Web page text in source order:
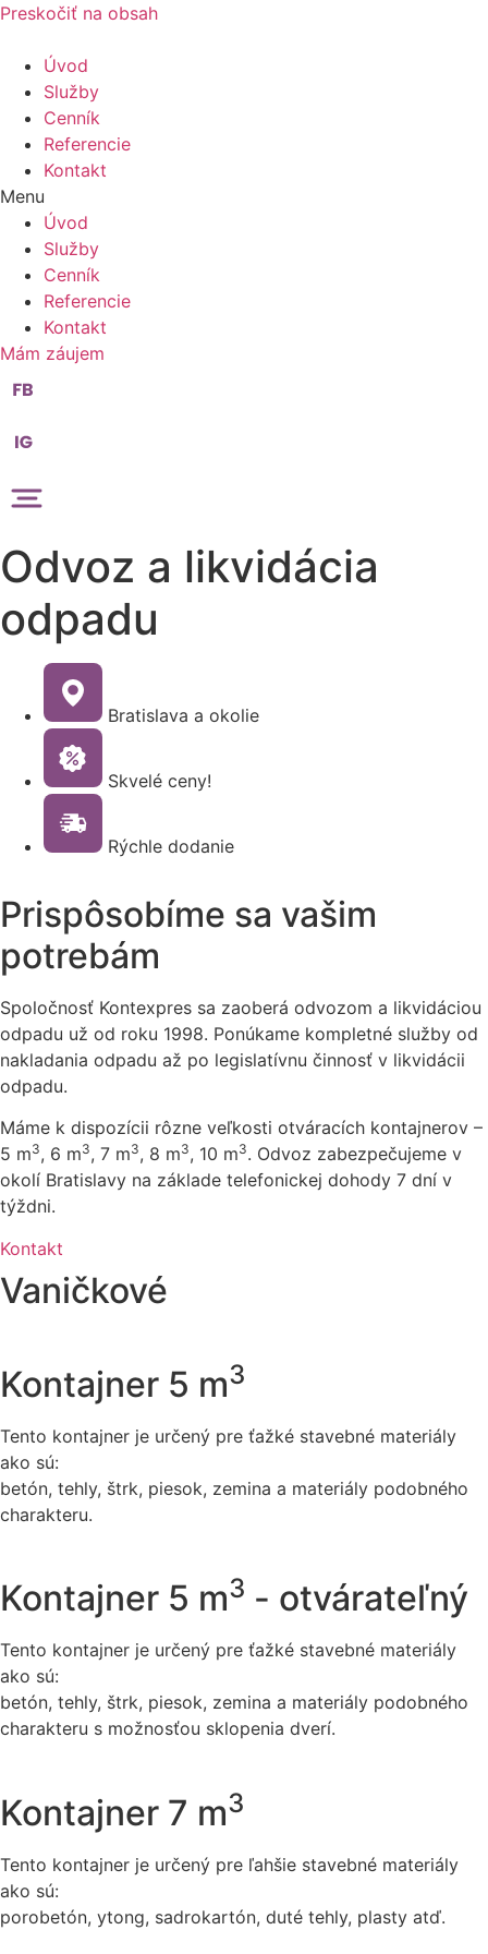
Preskočiť na obsah
Úvod
Služby
Cenník
Referencie
Kontakt
Menu
Úvod
Služby
Cenník
Referencie
Kontakt
Mám záujem
Odvoz a likvidácia
odpadu
Bratislava a okolie
Skvelé ceny!
Rýchle dodanie
Prispôsobíme sa vašim
potrebám
Spoločnosť Kontexpres sa zaoberá odvozom a likvidáciou
odpadu už od roku 1998. Ponúkame kompletné služby od
nakladania odpadu až po legislatívnu činnosť v likvidácii
odpadu.
Máme k dispozícii rôzne veľkosti otváracích kontajnerov –
5 m3, 6 m3, 7 m3, 8 m3, 10 m3. Odvoz zabezpečujeme v
okolí Bratislavy na základe telefonickej dohody 7 dní v
týždni.
Kontakt
Vaničkové
Kontajner 5 m3
Tento kontajner je určený pre ťažké stavebné materiály
ako sú:
betón, tehly, štrk, piesok, zemina a materiály podobného
charakteru.
Kontajner 5 m3 - otvárateľný
Tento kontajner je určený pre ťažké stavebné materiály
ako sú:
betón, tehly, štrk, piesok, zemina a materiály podobného
charakteru s možnosťou sklopenia dverí.
Kontajner 7 m3
Tento kontajner je určený pre ľahšie stavebné materiály
ako sú:
porobetón, ytong, sadrokartón, duté tehly, plasty atď.